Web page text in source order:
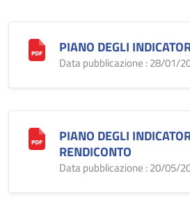
PIANO DEGLI
Data pubblicazione : 28/01/
PIANO DEGLI
RENDICONTO
Data pubblicazione : 20/05/